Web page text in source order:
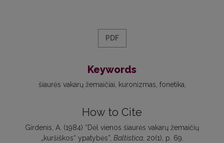
PDF
Keywords
šiaurės vakarų žemaičiai kuronizmas fonetika
How to Cite
Girdenis, A. (1984) “Dėl vienos šiaurės vakarų žemaičių
„kuršiškos“ ypatybės”, Baltistica, 20(1), p. 69.